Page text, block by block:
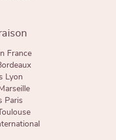
France
Lyon
Paris